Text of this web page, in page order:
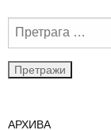
АРХИВА